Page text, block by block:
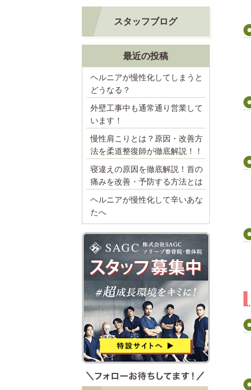
スタッフブログ
最近の投稿
ヘルニアが慢性化してしまうと
どうなる？
外壁工事中も通常通り営業して
います！
慢性肩こりとは？原因・改善方
法を柔道整復師が徹底解説！！
寝違えの原因を徹底解説！首の
痛みを改善・予防する方法とは
ヘルニアが慢性化して辛いあな
たへ